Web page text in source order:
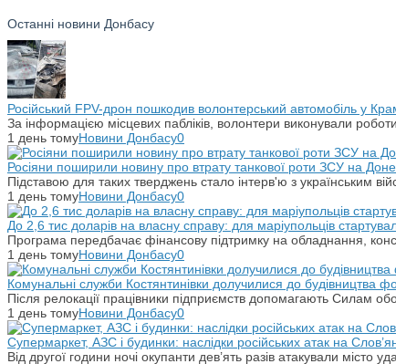
Останні новини Донбасу
Російський FPV-дрон пошкодив волонтерський автомобіль у
За інформацією місцевих пабліків, волонтери виконували
1 день томуНовини Донбасу0
Росіяни поширили новину про втрату танкової роти ЗСУ на
Підставою для таких тверджень стало інтерв'ю з українським
1 день томуНовини Донбасу0
До 2,6 тис доларів на власну справу: для маріупольців
Програма передбачає фінансову підтримку на обладнання,
1 день томуНовини Донбасу0
Комунальні служби Костянтинівки долучилися до будівництва
Після релокації працівники підприємств допомагають Силам
1 день томуНовини Донбасу0
Супермаркет, АЗС і будинки: наслідки російських атак на
Від другої години ночі окупанти дев’ять разів атакували